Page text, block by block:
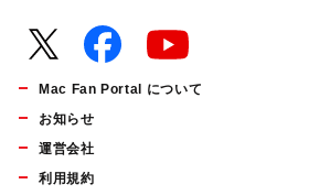
Mac Fan Portal について
お知らせ
運営会社
利用規約